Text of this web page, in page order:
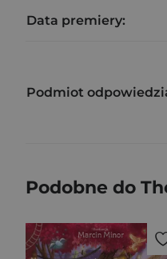
Data premiery:
Podmiot
Podobne do